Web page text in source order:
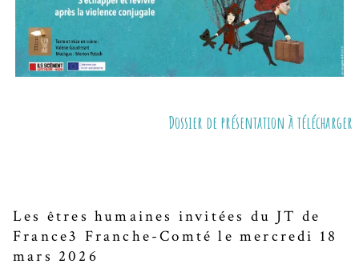
Dossier de présentation à télécharger
Les êtres humaines invitées du JT de
France3 Franche-Comté le mercredi 18
mars 2026